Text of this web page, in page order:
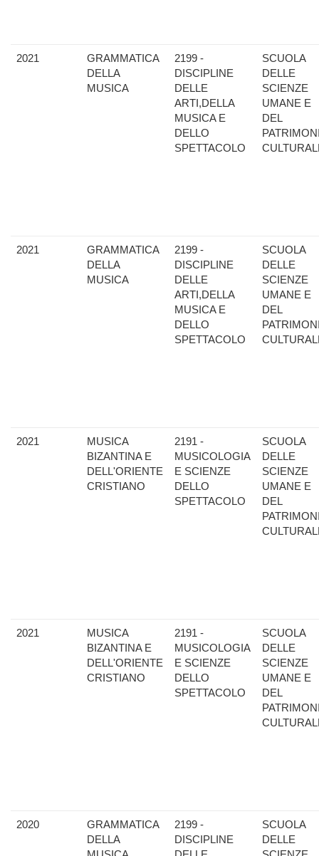
2021
GRAMMATICA
DELLA
MUSICA
2199 -
DISCIPLINE
DELLE
ARTI,DELLA
MUSICA E
DELLO
SPETTACOLO
SCUOLA
DELLE
SCIENZE
UMANE E
DEL
2021
GRAMMATICA
DELLA
MUSICA
2199 -
DISCIPLINE
DELLE
ARTI,DELLA
MUSICA E
DELLO
SPETTACOLO
SCUOLA
DELLE
SCIENZE
UMANE E
DEL
2021
MUSICA
BIZANTINA E
DELL'ORIENTE
CRISTIANO
2191 -
MUSICOLOGIA
E SCIENZE
DELLO
SPETTACOLO
SCUOLA
DELLE
SCIENZE
UMANE E
DEL
2021
MUSICA
BIZANTINA E
DELL'ORIENTE
CRISTIANO
2191 -
MUSICOLOGIA
E SCIENZE
DELLO
SPETTACOLO
SCUOLA
DELLE
SCIENZE
UMANE E
DEL
2020
GRAMMATICA
DELLA
2199 -
DISCIPLINE
SCUOLA
DELLE